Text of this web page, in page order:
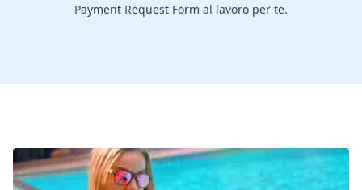
Payment Request Form al lavoro per te.